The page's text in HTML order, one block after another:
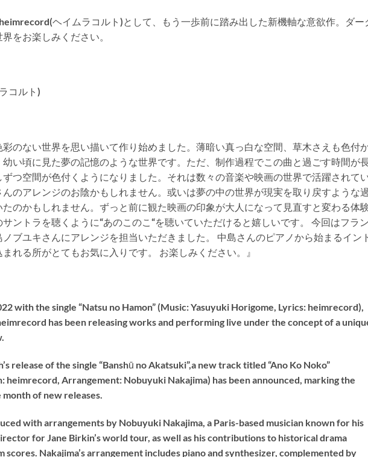
heimrecord(ヘイムラコルト ) として、もう一歩前に踏み出した新機軸な意欲作。ダー
をお楽しみください。
コルト)
彩のない世界を思い描いて作り始めました。薄暗い真っ白な空間、草木さえも色付
い頃に見た夢の記憶のような世界です。ただ、制作過程でこの曲と過ごす時間が
つ空間が色付くようになりました。それは数々の音楽や映画の世界で活躍されて
のアレンジのお陰かもしれません。或いは夢の中の世界が現実を取り戻すような
のかもしれません。ずっと前に観た映画の印象が大人になって見直すと変わる体
ントラを聴くように“あのこのこ “を聴いていただけると嬉しいです。 今回はフラン
ブユキさんにアレンジを担当いただきました。 中島さんのピアノから始まるイン
れる所がとてもお気に入りです。 お楽しみください。』
with the single “Natsu no Hamon” (Music: Yasuyuki Horigome, Lyrics: heimrecord),
has been releasing works and performing live under the concept of a
release of the single “Banshū no Akatsuki”,a new track titled “Ano Ko Noko”
heimrecord, Arrangement: Nobuyuki Nakajima) has been announced, marking the
of new releases.
with arrangements by Nobuyuki Nakajima, a Paris-based musician known for his
for Jane Birkin’s world tour, as well as his contributions to historical drama
scores. Nakajima’s arrangement includes piano and synthesizer, complemented by